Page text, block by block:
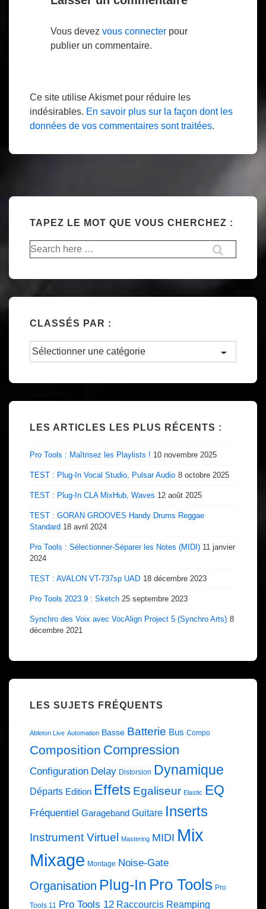
Vous devez vous connecter pour
publier un commentaire.
Ce site utilise Akismet pour réduire les
indésirables. En savoir plus sur la façon dont les
données de vos commentaires sont traitées.
TAPEZ LE MOT QUE VOUS CHERCHEZ :
Recherche
pour:
CLASSÉS PAR :
Classés
par
LES ARTICLES LES PLUS RÉCENTS :
Pro Tools : Maîtrisez les Playlists ! 10 novembre 2025
TEST : Plug-In Vocal Studio, Pulsar Audio 8 octobre 2025
TEST : Plug-In CLA MixHub, Waves 12 août 2025
TEST : GORAN GROOVES Handy Drums Reggae
Standard 18 avril 2024
Pro Tools : Sélectionner-Séparer les Notes (MIDI) 11 janvier
2024
TEST : AVALON VT-737sp UAD 18 décembre 2023
Pro Tools 2023.9 : Sketch 25 septembre 2023
Synchro des Voix avec VocAlign Project 5 (Synchro Arts) 8
décembre 2021
LES SUJETS FRÉQUENTS
Ableton Live Automation Basse Batterie Bus Compo
Composition Compression
Configuration Delay Distorsion Dynamique
Départs Edition Effets Egaliseur Elastic EQ
Fréquentiel Garageband Guitare Inserts
Instrument Virtuel Mastering MIDI Mix
Mixage Montage Noise-Gate
Organisation Plug-In Pro Tools Pro
Tools 11 Pro Tools 12 Raccourcis Reamping